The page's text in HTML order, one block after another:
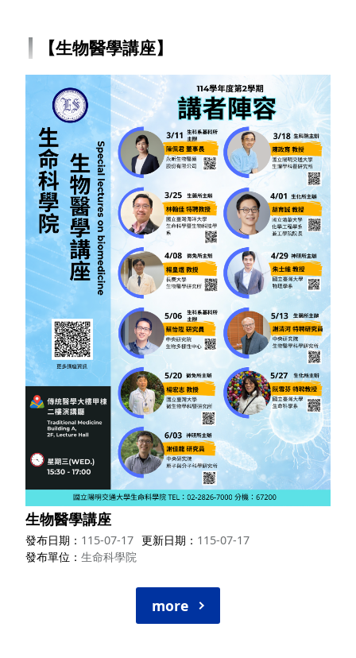
【生物醫學講座】
生物醫學講座
發布日期 115-07-17 更新日期
115-07-17
發布單位
生命科學院
more